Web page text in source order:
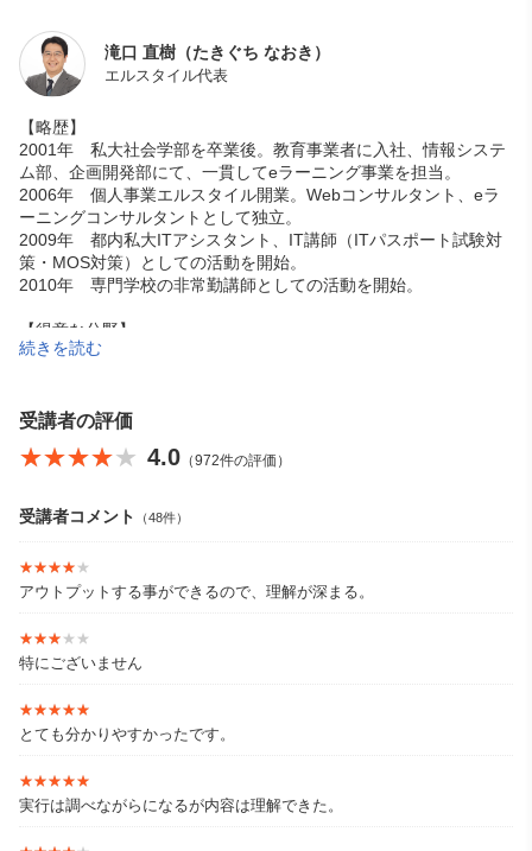
滝口 直樹（たきぐち なおき）
エルスタイル代表
【略歴】
2001年 私大社会学部を卒業後。教育事業者に入社、情報システ
ム部、企画開発部にて、一貫してeラーニング事業を担当。
2006年 個人事業エルスタイル開業。Webコンサルタント、eラ
ーニングコンサルタントとして独立。
2009年 都内私大ITアシスタント、IT講師（ITパスポート試験対
策・MOS対策）としての活動を開始。
2010年 専門学校の非常勤講師としての活動を開始。
【得意な分野】
・ITパスポート
【著書】
『ゼロからはじめるITパスポートの問題集』 とりい書房
『(音声講義・全文PDF付) 文系女子のためのITパスポート合格テ
続きを読む
受講者の評価
★★★★★
★★★★★ 4.0 （972件の評価）
受講者コメント （48件）
★★★★★
★★★★★
アウトプットする事ができるので、理解が深まる。
★★★★★
★★★★★
特にございません
★★★★★
★★★★★
とても分かりやすかったです。
★★★★★
★★★★★
実行は調べながらになるが内容は理解できた。